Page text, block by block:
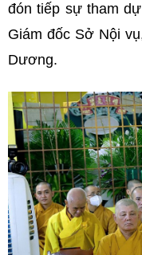
đón tiếp sự tham
Giám đốc Sở Nội
Dương.